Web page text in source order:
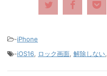
-iPhone
-iOS16, ロック画面, 解除しない,